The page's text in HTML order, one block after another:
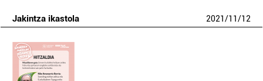
Jakintza ikastola 2021/11/12